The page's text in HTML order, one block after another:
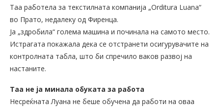
Таа работела за текстилната компанија „Orditura Luana“
во Прато, недалеку од Фиренца.
Ја „здробила“ голема машина и починала на самото место.
Истрагата покажала дека се отстранети осигурувачите на
контролната табла, што би спречило ваков развој на
настаните.
Таа не ја минала обуката за работа
Несреќната Луана не беше обучена да работи на оваа